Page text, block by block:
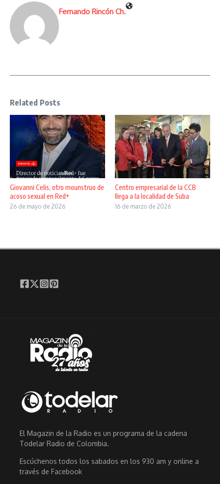
Fernando Rincón Ch.
Related Posts
Giovanni Celis, otro mounstruo de
acoso sexual en Red+
26 de mayo de 2026
Centro empresarial de la CCB
llega a la localidad de Suba
16 de marzo de 2026
El Magazin de la Radio es un programa de la cadena
Todelar Radio de Colombia.
Escúchenos todos los sabados en los 930 am y online a
través de Facebook